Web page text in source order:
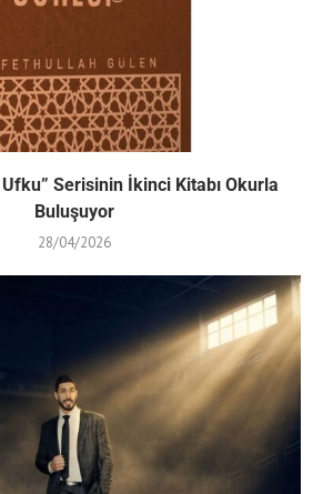
Ufku” Serisinin İkinci Kitabı Okurla
Buluşuyor
28/04/2026